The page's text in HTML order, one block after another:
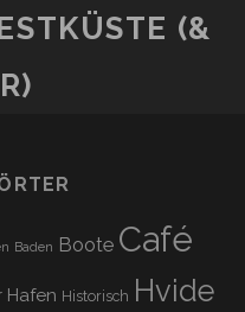
(&
Baden Boote Café
Hafen Historisch Hvide